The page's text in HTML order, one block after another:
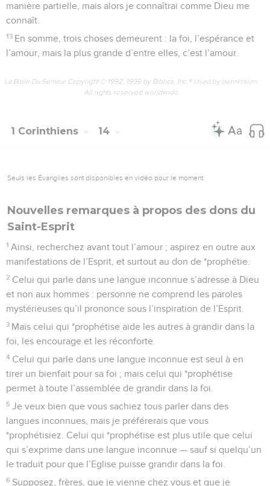
manière partielle, mais alors je connaîtrai comme Dieu me
connaît.
13 En somme, trois choses demeurent : la foi, l’espérance et
l’amour, mais la plus grande d’entre elles, c’est l’amour.
La Bible Du Semeur Copyright © 1992, 1999 by Biblica, Inc.® Used by permission.
All rights reserved worldwide.
1 Corinthiens 14
Seuls les Évangiles sont disponibles en vidéo pour le moment.
Nouvelles remarques à propos des dons du
Saint-Esprit
1 Ainsi, recherchez avant tout l’amour ; aspirez en outre aux
manifestations de l’Esprit, et surtout au don de *prophétie.
2 Celui qui parle dans une langue inconnue s’adresse à Dieu
et non aux hommes : personne ne comprend les paroles
mystérieuses qu’il prononce sous l’inspiration de l’Esprit.
3 Mais celui qui *prophétise aide les autres à grandir dans la
foi, les encourage et les réconforte.
4 Celui qui parle dans une langue inconnue est seul à en
tirer un bienfait pour sa foi ; mais celui qui *prophétise
permet à toute l’assemblée de grandir dans la foi.
5 Je veux bien que vous sachiez tous parler dans des
langues inconnues, mais je préférerais que vous
*prophétisiez. Celui qui *prophétise est plus utile que celui
qui s’exprime dans une langue inconnue — sauf si quelqu’un
le traduit pour que l’Eglise puisse grandir dans la foi.
6 Supposez, frères, que je vienne chez vous et que je